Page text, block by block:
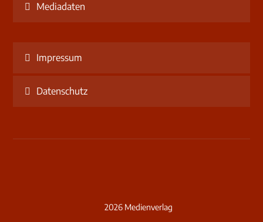
Mediadaten
Impressum
Datenschutz
2026 Medienverlag